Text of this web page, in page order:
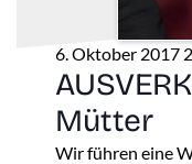
6. Oktober 2017
Mütter
Wir führen eine